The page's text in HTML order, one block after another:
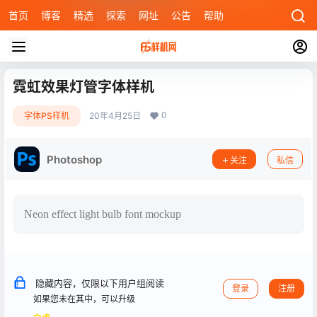
首页 博客 精选 探索 网址 公告 帮助
霓虹效果灯管字体样机
字体PS样机 20年4月25日 0
Photoshop 关注 私信
Neon effect light bulb font mockup
隐藏内容，仅限以下用户组阅读
如果您未在其中，可以升级
登录 注册